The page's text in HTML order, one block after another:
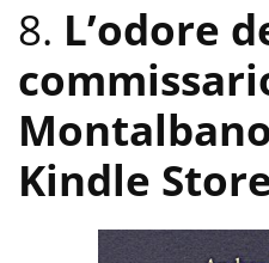
8. L’odore
Kindle